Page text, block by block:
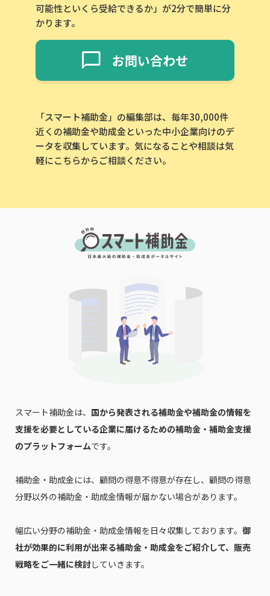
可能性といくら受給できるか」が2分で簡単に分
かります。
お問い合わせ
「スマート補助金」の編集部は、毎年30,000件
近くの補助金や助成金といった中小企業向けのデ
ータを収集しています。気になることや相談は気
軽にこちらからご相談ください。
スマート補助金は、 国から発表される補助金や補助金の情報を
支援を必要としている企業に届けるための補助金・補助金支援
のプラットフォームです。
補助金・助成金には、顧問の得意不得意が存在し、顧問の得意
分野以外の補助金・助成金情報が届かない場合があります。
幅広い分野の補助金・助成金情報を日々収集しております。 御
社が効果的に利用が出来る補助金・助成金をご紹介して、販売
戦略をご一緒に検討していきます。